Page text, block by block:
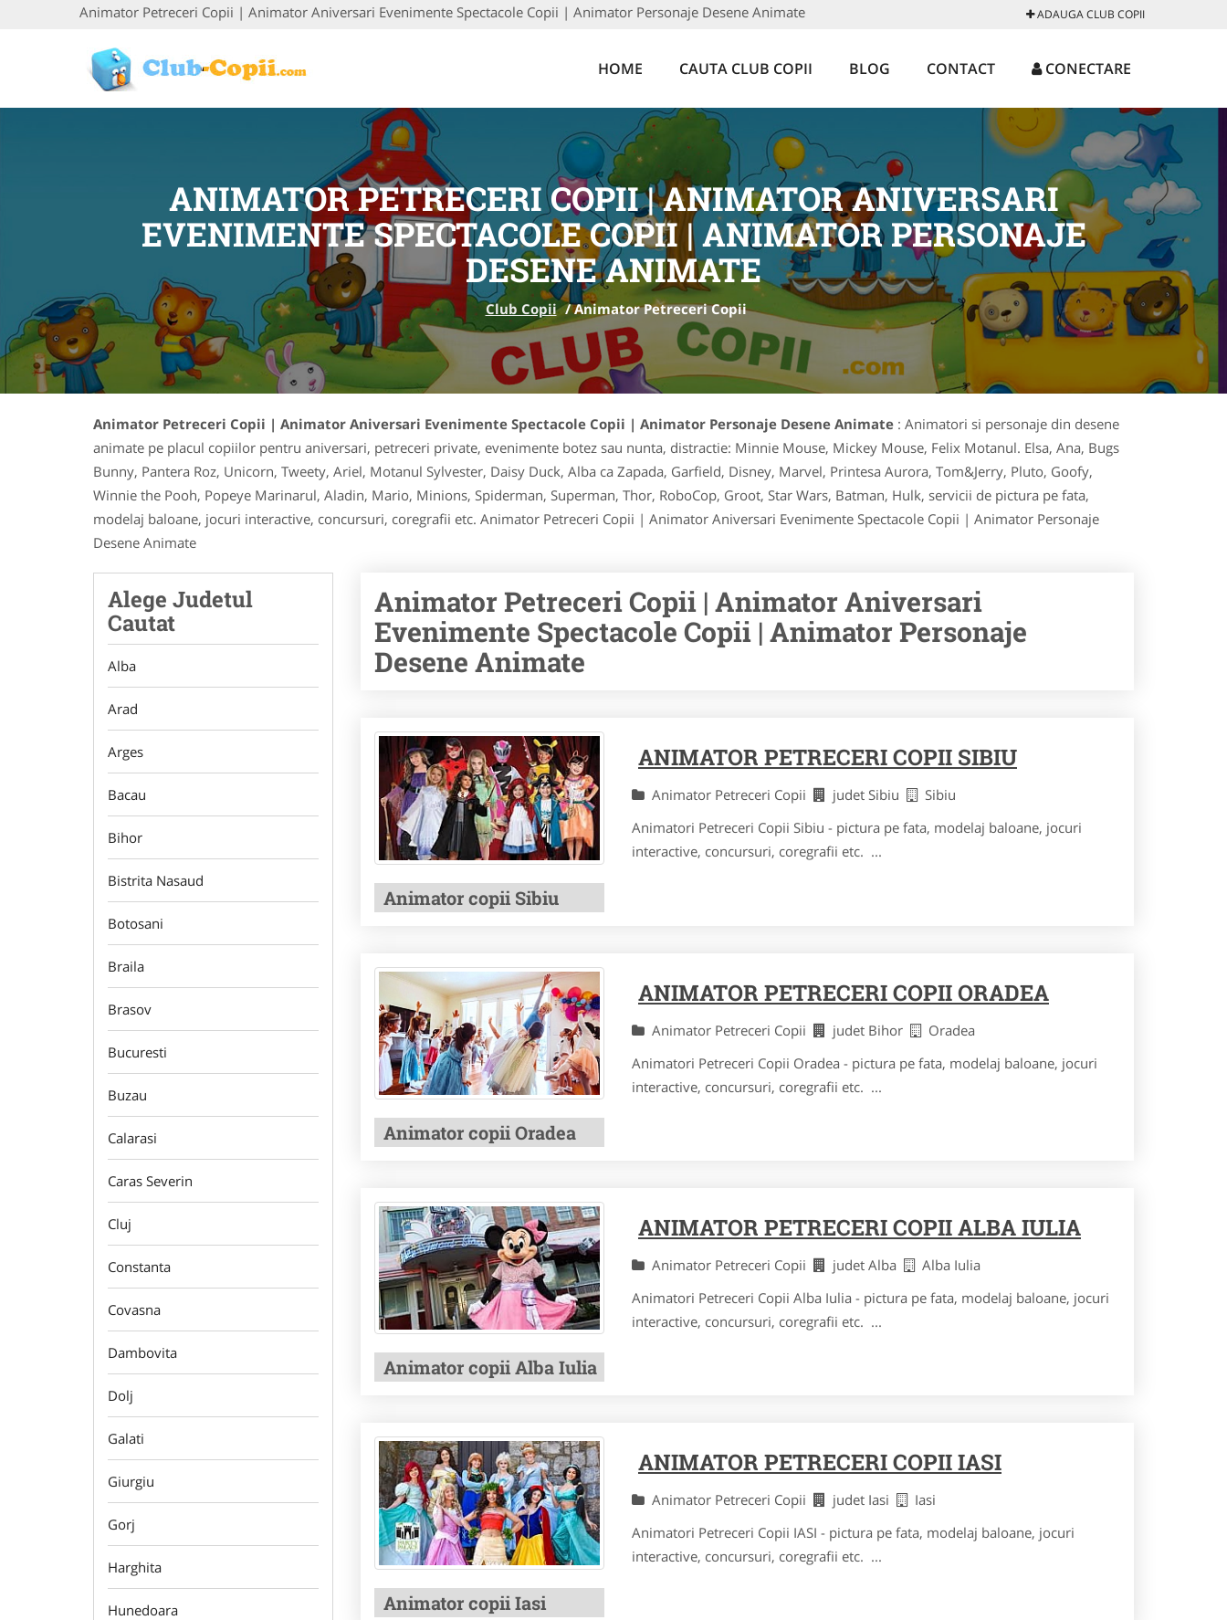
Animator Petreceri Copii | Animator Aniversari Evenimente Spectacole Copii | Animator Personaje Desene Animate ADAUGA CLUB COPII
HOME CAUTA CLUB COPII BLOG CONTACT CONECTARE
ANIMATOR PETRECERI COPII | ANIMATOR ANIVERSARI
EVENIMENTE SPECTACOLE COPII | ANIMATOR PERSONAJE
DESENE ANIMATE
Club Copii /Animator Petreceri Copii
Animator Petreceri Copii | Animator Aniversari Evenimente Spectacole Copii | Animator Personaje Desene Animate : Animatori si personaje din desene
animate pe placul copiilor pentru aniversari, petreceri private, evenimente botez sau nunta, distractie: Minnie Mouse, Mickey Mouse, Felix Motanul. Elsa, Ana, Bugs
Bunny, Pantera Roz, Unicorn, Tweety, Ariel, Motanul Sylvester, Daisy Duck, Alba ca Zapada, Garfield, Disney, Marvel, Printesa Aurora, Tom&Jerry, Pluto, Goofy,
Winnie the Pooh, Popeye Marinarul, Aladin, Mario, Minions, Spiderman, Superman, Thor, RoboCop, Groot, Star Wars, Batman, Hulk, servicii de pictura pe fata,
modelaj baloane, jocuri interactive, concursuri, coregrafii etc. Animator Petreceri Copii | Animator Aniversari Evenimente Spectacole Copii | Animator Personaje
Desene Animate
Alege Judetul
Cautat
Alba
Arad
Arges
Bacau
Bihor
Bistrita Nasaud
Botosani
Braila
Brasov
Bucuresti
Buzau
Calarasi
Caras Severin
Cluj
Constanta
Covasna
Dambovita
Dolj
Galati
Giurgiu
Gorj
Harghita
Hunedoara
Animator Petreceri Copii | Animator Aniversari
Evenimente Spectacole Copii | Animator Personaje
Desene Animate
Animator copii Sibiu
ANIMATOR PETRECERI COPII SIBIU
Animator Petreceri Copii judet Sibiu
Sibiu
Animatori Petreceri Copii Sibiu - pictura pe fata, modelaj baloane, jocuri
interactive, concursuri, coregrafii etc. ...
Animator copii Oradea
ANIMATOR PETRECERI COPII ORADEA
Animator Petreceri Copii judet Bihor
Oradea
Animatori Petreceri Copii Oradea - pictura pe fata, modelaj baloane, jocuri
interactive, concursuri, coregrafii etc. ...
Animator copii Alba Iulia
ANIMATOR PETRECERI COPII ALBA IULIA
Animator Petreceri Copii judet Alba
Alba Iulia
Animatori Petreceri Copii Alba Iulia - pictura pe fata, modelaj baloane, jocuri
interactive, concursuri, coregrafii etc. ...
Animator copii Iasi
ANIMATOR PETRECERI COPII IASI
Animator Petreceri Copii judet Iasi
Iasi
Animatori Petreceri Copii IASI - pictura pe fata, modelaj baloane, jocuri
interactive, concursuri, coregrafii etc. ...